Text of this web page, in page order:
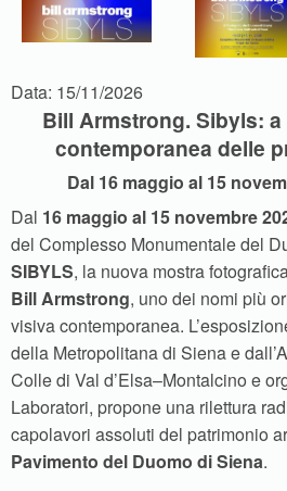
Data: 15/11/2026
Bill Armstrong. Sibyls:
contemporanea delle
Dal 16 maggio al 15
Dal 16 maggio al 15 novembre
del Complesso Monumentale del
SIBYLS, la nuova mostra
Bill Armstrong, uno dei nomi più
visiva contemporanea.
della Metropolitana di Siena e
Colle di Val d’Elsa–Montalcino e
Laboratori, propone una rilettura
capolavori assoluti del patrimonio
Pavimento del Duomo di Siena.